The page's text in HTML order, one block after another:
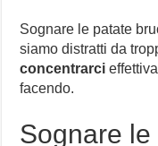
Sognare le patate
siamo distratti da
concentrarci
facendo.
Sognare